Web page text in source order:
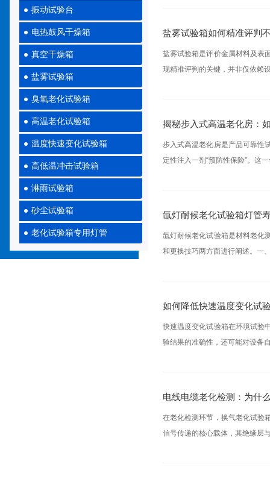
振动试验台
电热鼓风干燥箱
真空干燥箱
盐雾试验箱
臭氧老化试验箱
高温老化试验箱
温度快速变化试验箱
高低温冲击试验箱
淋雨试验箱
砂尘试验箱
老化试验箱专用灯管
盐雾试验箱如何精准评判
盐雾试验箱是评价金属材料及表
现精准评判的关键，并非仅依赖
揭秘步入式高温老化房：
步入式高温老化房是产品可靠性
定性注入一剂“预防性保险”。这
氙灯耐候老化试验箱灯管
氙灯耐候老化试验箱是材料老化
和更换技巧两方面进行阐述。一
如何降低快速温度变化试
快速温度变化试验箱在环境试验
验结果的准确性，还可能对设备
电线电缆老化检测：为什
在老化检测环节，换气老化试验
信号传递的核心载体，其绝缘层